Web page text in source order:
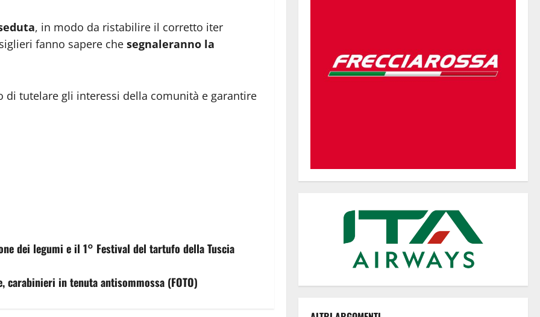
, in modo da ristabilire il corretto iter
fanno sapere che segnaleranno la
di tutelare gli interessi della comunità e garantire
dei legumi e il 1° Festival del tartufo della Tuscia
in tenuta antisommossa (FOTO)